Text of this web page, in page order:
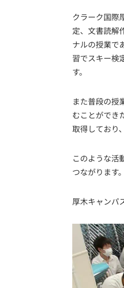
クラーク国際
定、文書読解
ナルの授業で
習でスキー検
す。
また普段の授
むことができ
取得しており
このような活
つながります。
厚木キャンパ